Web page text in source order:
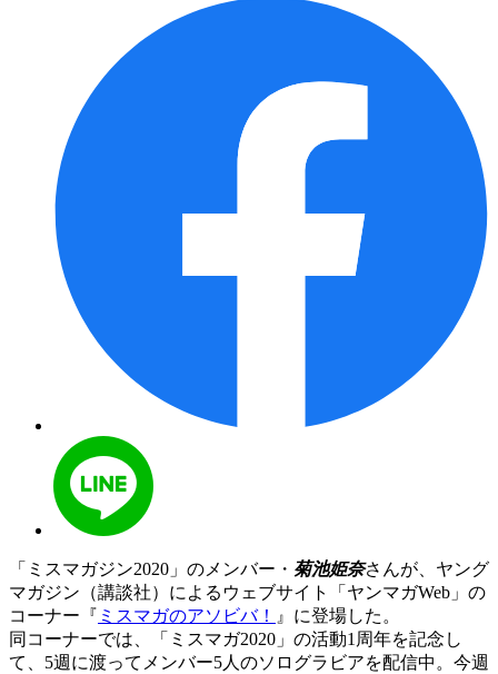
「ミスマガジン2020」のメンバー・ 菊池姫奈さんが、ヤング
マガジン（講談社）によるウェブサイト「ヤンマガWeb」の
コーナー『 ミスマガのアソビバ！
』に登場した。
同コーナーでは、「ミスマガ2020」の活動1周年を記念し
て、5週に渡ってメンバー5人のソログラビアを配信中。今週